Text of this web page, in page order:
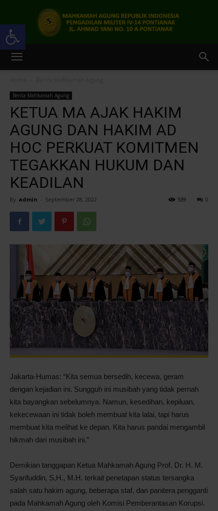
Open toolbar
Berita Mahkamah Agung
KETUA MA AJAK HAKIM
AGUNG DAN HAKIM AD
HOC PERKUAT KOMITMEN
TEGAKKAN HUKUM DAN
KEADILAN
By admin - September 28, 2022 0
539
Jakarta-Humas: “Kita semua bersedih, kecewa, geram
dengan kejadian ini. Sungguh ini musibah yang tidak pernah
kita bayangkan sebelumnya. Namun, kesedihan, kepiluan,
kekecewaan ini tidak boleh membuat kita lalai, tapi harus
membuat kita melihat ke depan. Kita harus pandai mengambil
hikmah dari musibah ini.”
Demikian tanggapan Ketua Mahkamah Agung Prof. Dr. H. M.
Syarifuddin, S,H., M.H. terkait penetapan status tersangka
salah satu hakim agung, beberapa staf, dan panitera pengganti
pada Mahkamah Agung oleh Komisi Pemberantasan Korupsi.